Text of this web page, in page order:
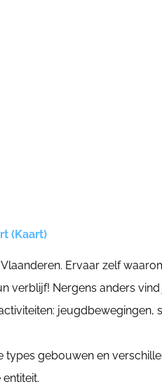
(Kaart)
Ervaar zelf
verblijf! Nergens anders
jeugdbewegingen,
types gebouwen en